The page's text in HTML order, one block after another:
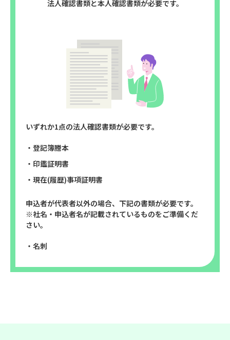
法人確認書類と本人確認書類が必要です。
いずれか1点の法人確認書類が必要です。
・登記簿謄本
・印鑑証明書
・現在(履歴)事項証明書
申込者が代表者以外の場合、下記の書類が必要です。
※社名・申込者名が記載されているものをご準備くだ
さい。
・名刺